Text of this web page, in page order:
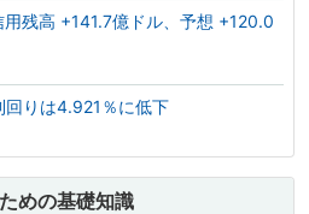
用残高 +141.7億ドル、予想 +120.0
りは4.921％に低下
めの基礎知識